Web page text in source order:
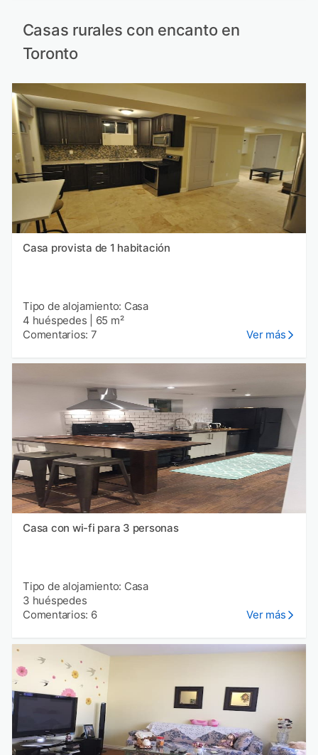
Casas rurales con encanto en
Toronto
Casa provista de 1 habitación
Tipo de alojamiento: Casa
4 huéspedes
65 m²
Comentarios: 7
Ver más
Casa con wi-fi para 3 personas
Tipo de alojamiento: Casa
3 huéspedes
Comentarios: 6
Ver más